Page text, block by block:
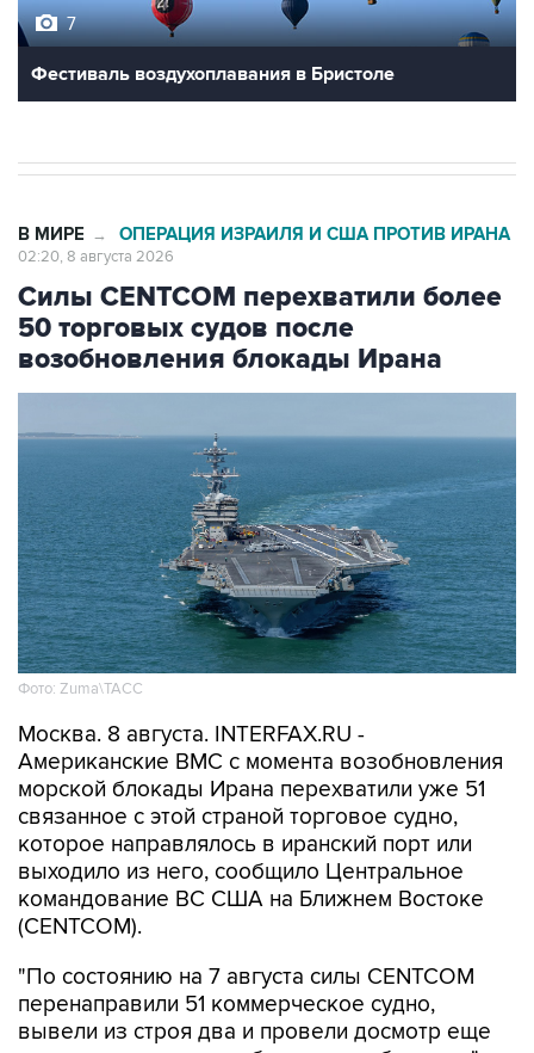
Фестиваль воздухоплавания в Бристоле
Силы CENTCOM перехватили более
50 торговых судов после
возобновления блокады Ирана
Фото: Zuma\ТАСС
Москва. 8 августа. INTERFAX.RU -
морской блокады Ирана перехватили уже 51
связанное с этой страной торговое судно,
которое направлялось в иранский порт или
выходило из него, сообщило Центральное
командование ВС США на Ближнем Востоке
(CENTCOM).
"По состоянию на 7 августа силы CENTCOM
вывели из строя два и провели досмотр еще
двух судов в рамках обеспечения блокады", -
говорится в сообщении.